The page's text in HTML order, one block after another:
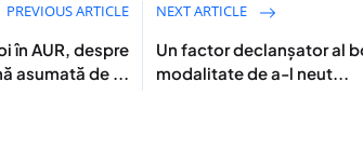
PREVIOUS ARTICLE
în AUR, despre
asumată de ...
NEXT ARTICLE
Un factor declanşator al
modalitate de a-l neut...